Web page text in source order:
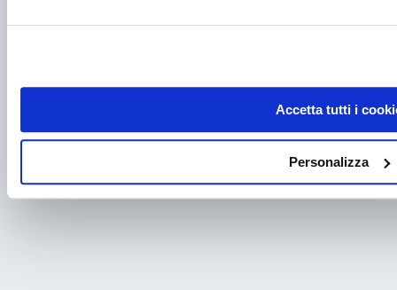
Accetta tutti i
Personalizza
2025: un anno di crescita, innovazione e nuove sfide